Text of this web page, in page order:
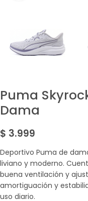
Puma
Dama
$ 3.999
Deportivo Puma de
liviano y moderno.
buena ventilación y
amortiguación y
uso diario.